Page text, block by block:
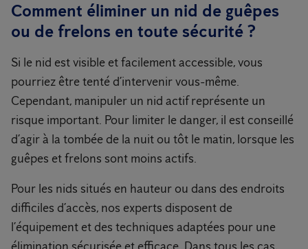
Comment éliminer un nid de guêpes
ou de frelons en toute sécurité ?
Si le nid est visible et facilement accessible, vous
pourriez être tenté d’intervenir vous-même.
Cependant, manipuler un nid actif représente un
risque important. Pour limiter le danger, il est conseillé
d’agir à la tombée de la nuit ou tôt le matin, lorsque les
guêpes et frelons sont moins actifs.
Pour les nids situés en hauteur ou dans des endroits
difficiles d’accès, nos experts disposent de
l’équipement et des techniques adaptées pour une